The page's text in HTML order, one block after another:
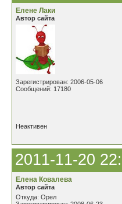
Елене Лаки
Автор сайта
Зарегистрирован: 2006-05-06
Сообщений: 17180
Неактивен
2011-11-20
Елена Ковалева
Автор сайта
Откуда: Орел